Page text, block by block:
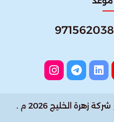
شركة زهرة الخليج 2026 م .